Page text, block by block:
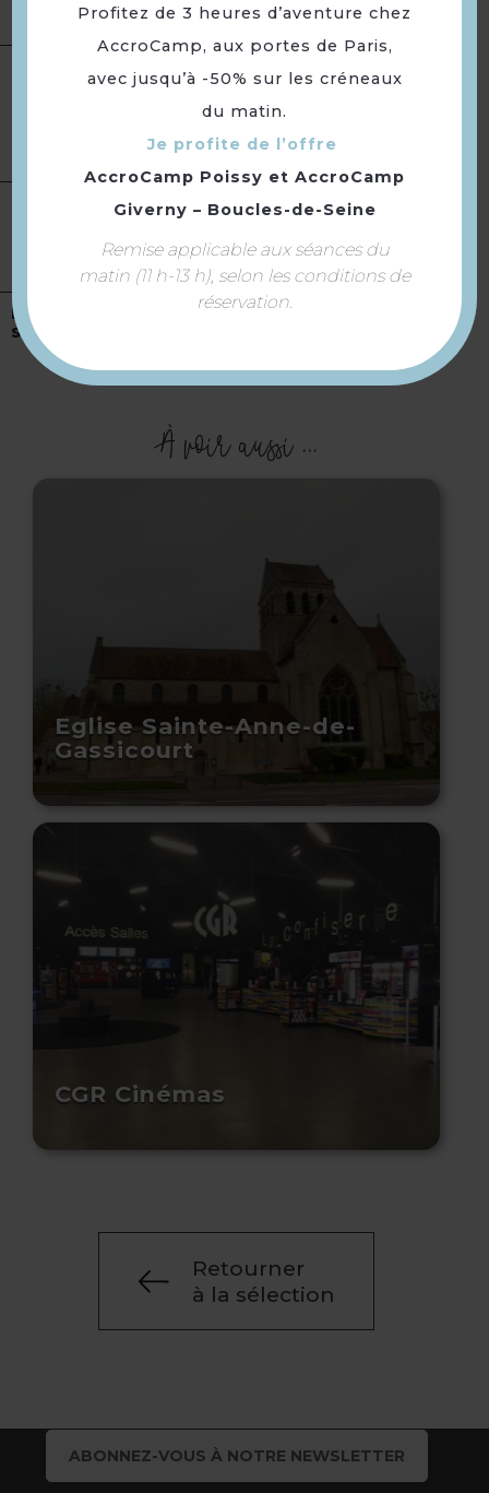
Sauf lundi et dimanche.
Bar
Terrasse
Parking à proximité
Accès internet Wifi gratuit
Location de
salles
À voir aussi ...
Eglise Sainte-Anne-de-
Gassicourt
CGR Cinémas
Retourner
à la sélection
ABONNEZ-VOUS À NOTRE NEWSLETTER
Profitez de 3 heures d’aventure chez
AccroCamp, aux portes de Paris,
avec jusqu’à -50% sur les créneaux
du matin.
Je profite de l’offre
AccroCamp Poissy et AccroCamp
Giverny – Boucles-de-Seine
Remise applicable aux séances du
matin (11 h-13 h), selon les conditions de
réservation.